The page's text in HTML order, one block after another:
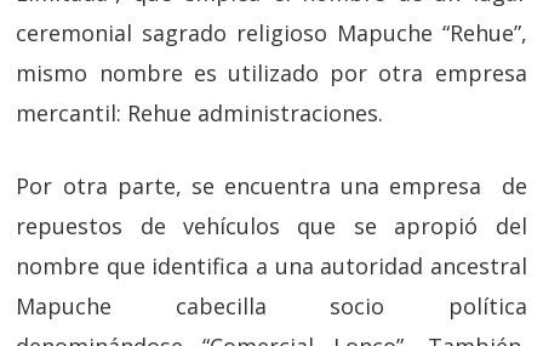
ceremonial sagrado religioso Mapuche “Rehue”,
mismo nombre es utilizado por otra empresa
mercantil: Rehue administraciones.
Por otra parte, se encuentra una empresa de
repuestos de vehículos que se apropió del
nombre que identifica a una autoridad ancestral
Mapuche cabecilla socio política